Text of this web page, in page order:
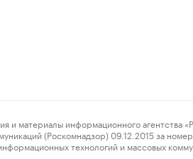
информационного агентства
(Роскомнадзор) 09.12.2015 за
технологий и массовых